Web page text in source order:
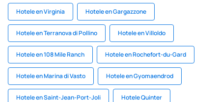
Hotele en Virginia Hotele en Gargazzone
Hotele en Terranova di Pollino Hotele en Villoldo
Hotele en 108 Mile Ranch Hotele en Rochefort-du-Gard
Hotele en Marina di Vasto Hotele en Gyomaendrod
Hotele en Saint-Jean-Port-Joli Hotele Quinter